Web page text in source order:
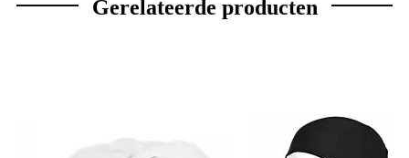
Gerelateerde producten